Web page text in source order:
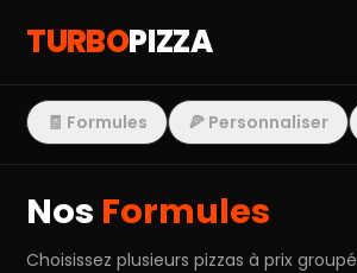
TURBOPIZZA
Menu Turbo Pizza Marseille
🧾 Formules 🍕 Personnaliser
Nos Formules
Choisissez plusieurs pizzas à prix groupé